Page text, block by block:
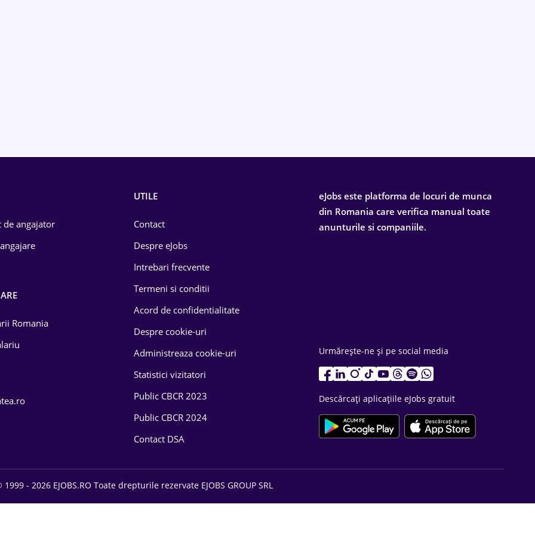
de angajator
Romania
UTILE
Contact
Despre eJobs
Intrebari frecvente
Termeni si conditii
Acord de confidentialitate
Despre cookie-uri
Administreaza cookie-uri
Statistici vizitatori
Public CBCR 2023
Public CBCR 2024
Contact DSA
eJobs este platforma de locuri de munca
din Romania care verifica manual toate
anunturile si companiile.
Urmărește-ne și pe social media
Descărcați aplicațiile eJobs gratuit
1999 - 2026 EJOBS.RO Toate drepturile rezervate EJOBS GROUP SRL